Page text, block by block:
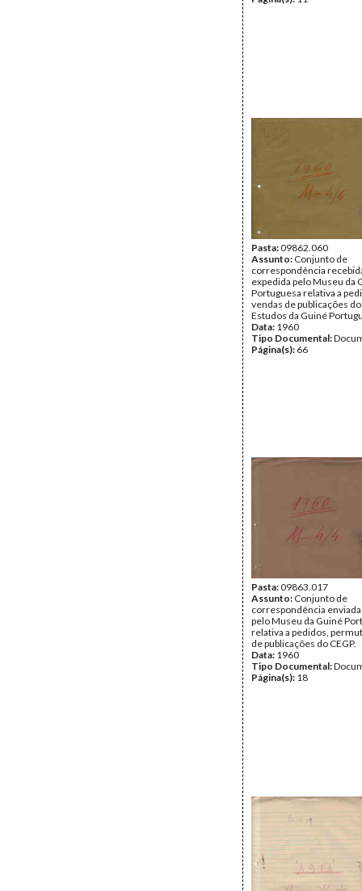
Pasta:09862.060
Assunto: Conjunto de
correspondência
expedida pelo Museu da
Portuguesa relativa a
vendas de publicações
Estudos da Guiné
Data: 1960
Tipo Documental:
Página(s): 66
Pasta:09863.017
Assunto: Conjunto de
correspondência
pelo Museu da Guiné
relativa a pedidos,
de publicações do CEGP.
Data: 1960
Tipo Documental:
Página(s): 18